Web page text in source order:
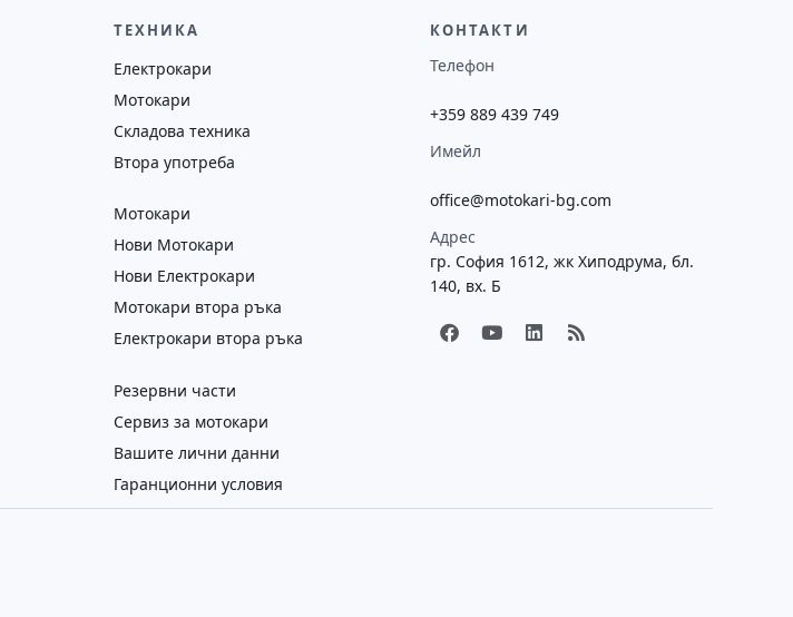
ТЕХНИКА
Електрокари
Мотокари
Складова техника
Втора употреба
Мотокари
Нови Мотокари
Нови Електрокари
Мотокари втора ръка
Електрокари втора ръка
Резервни части
Сервиз за мотокари
Вашите лични данни
Гаранционни условия
КОНТАКТИ
Телефон
+359 889 439 749
Имейл
office@motokari-bg.com
Адрес
гр. София 1612, жк Хиподрума, бл.
140, вх. Б
F
a
Y
o
L
i
R
s